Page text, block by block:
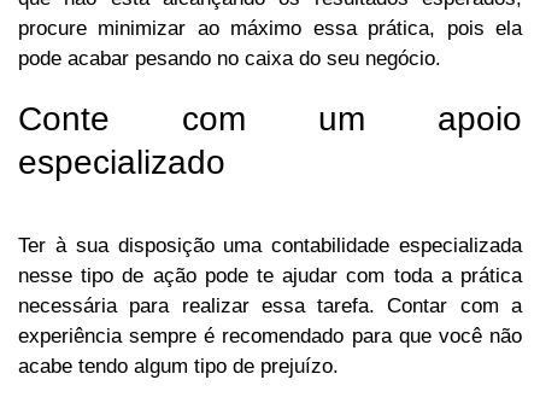
procure minimizar ao máximo essa prática, pois ela
pode acabar pesando no caixa do seu negócio.
Conte com um apoio
especializado
Ter à sua disposição uma contabilidade especializada
nesse tipo de ação pode te ajudar com toda a prática
necessária para realizar essa tarefa. Contar com a
experiência sempre é recomendado para que você não
acabe tendo algum tipo de prejuízo.